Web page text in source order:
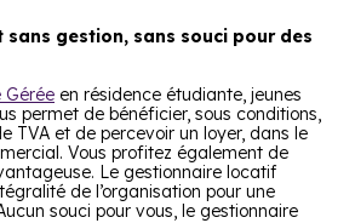
sans gestion, sans souci pour des
Gérée en résidence étudiante, jeunes
permet de bénéficier, sous conditions,
TVA et de percevoir un loyer, dans le
Vous profitez également de
Le gestionnaire locatif
de l’organisation pour une
souci pour vous, le gestionnaire